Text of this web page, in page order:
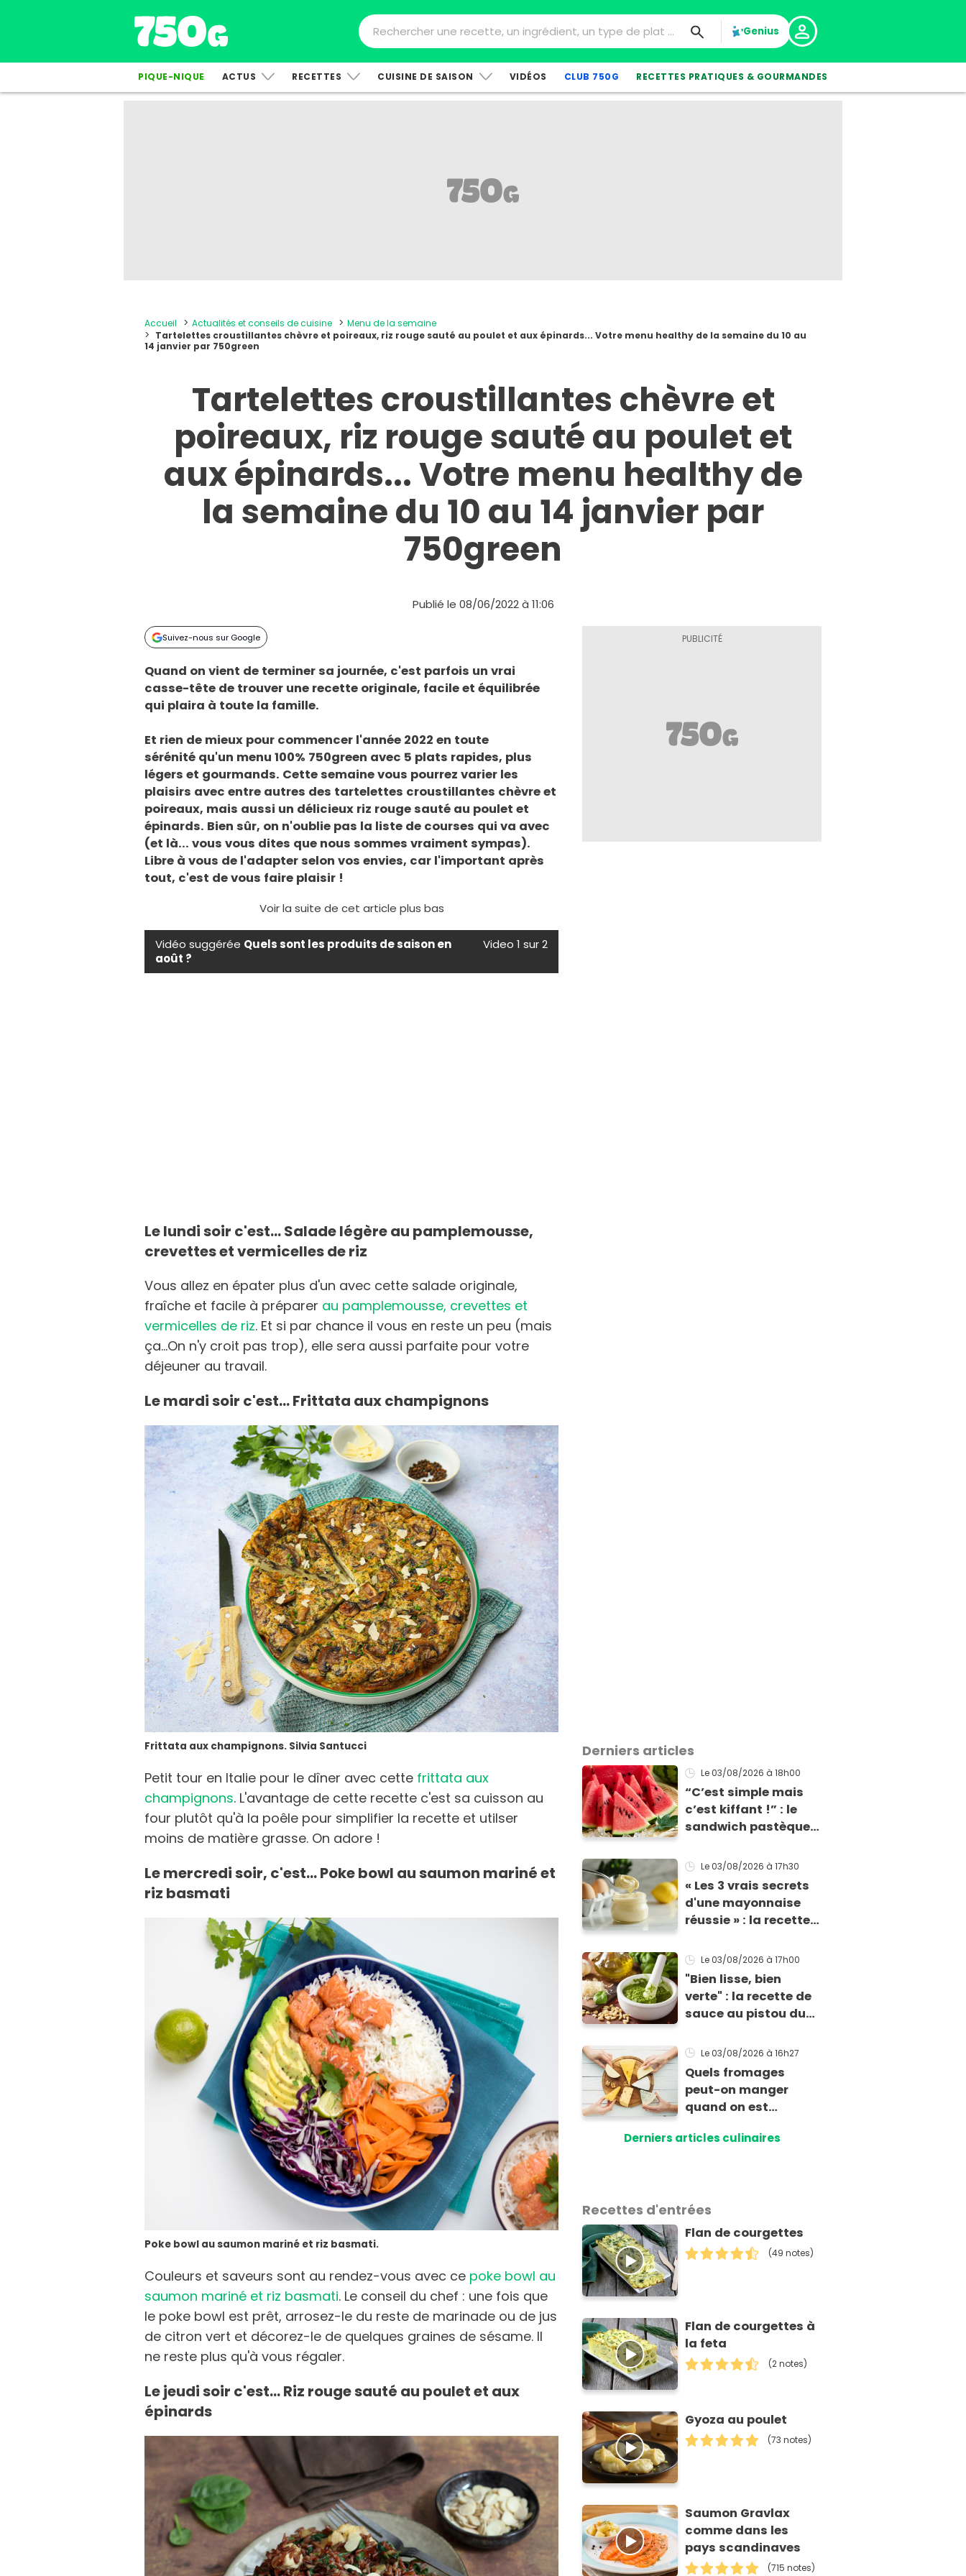
Genius
PIQUE-NIQUE ACTUS RECETTES CUISINE DE SAISON VIDÉOS CLUB 750G RECETTES PRATIQUES & GOURMANDES
Accueil Actualités et conseils de cuisine
Menu de la semaine
Tartelettes croustillantes chèvre et poireaux, riz rouge sauté au poulet et aux épinards... Votre menu healthy de la semaine du 10 au
14 janvier par 750green
Tartelettes croustillantes chèvre et
poireaux, riz rouge sauté au poulet et
aux épinards... Votre menu healthy de
la semaine du 10 au 14 janvier par
750green
Publié le 08/06/2022 à 11:06
Suivez-nous sur Google
Quand on vient de terminer sa journée, c'est parfois un vrai
casse-tête de trouver une recette originale, facile et équilibrée
qui plaira à toute la famille.
Et rien de mieux pour commencer l'année 2022 en toute
sérénité qu'un menu 100% 750green avec 5 plats rapides, plus
légers et gourmands. Cette semaine vous pourrez varier les
plaisirs avec entre autres des tartelettes croustillantes chèvre et
poireaux, mais aussi un délicieux riz rouge sauté au poulet et
épinards. Bien sûr, on n'oublie pas la liste de courses qui va avec
(et là... vous vous dites que nous sommes vraiment sympas).
Libre à vous de l'adapter selon vos envies, car l'important après
tout, c'est de vous faire plaisir !
Voir la suite de cet article plus bas
Vidéo suggérée Quels sont les produits de saison en
août ?
Video 1 sur 2
Le lundi soir c'est... Salade légère au pamplemousse,
crevettes et vermicelles de riz
Vous allez en épater plus d'un avec cette salade originale,
fraîche et facile à préparer au pamplemousse, crevettes et
vermicelles de riz. Et si par chance il vous en reste un peu (mais
ça...On n'y croit pas trop), elle sera aussi parfaite pour votre
déjeuner au travail.
Le mardi soir c'est... Frittata aux champignons
Frittata aux champignons. Silvia Santucci
Petit tour en Italie pour le dîner avec cette frittata aux
champignons. L'avantage de cette recette c'est sa cuisson au
four plutôt qu'à la poêle pour simplifier la recette et utilser
moins de matière grasse. On adore !
Le mercredi soir, c'est... Poke bowl au saumon mariné et
riz basmati
Poke bowl au saumon mariné et riz basmati.
Couleurs et saveurs sont au rendez-vous avec ce poke bowl au
saumon mariné et riz basmati. Le conseil du chef : une fois que
le poke bowl est prêt, arrosez-le du reste de marinade ou de jus
de citron vert et décorez-le de quelques graines de sésame. Il
ne reste plus qu'à vous régaler.
Le jeudi soir c'est... Riz rouge sauté au poulet et aux
épinards
Derniers articles
Le 03/08/2026 à 18h00
“C’est simple mais
c’est kiffant !” : le
sandwich pastèque
va vous rafraîchir
cet été !
Le 03/08/2026 à 17h30
« Les 3 vrais secrets
d'une mayonnaise
réussie » : la recette
2 minutes et bien
meilleure pour la
santé
Le 03/08/2026 à 17h00
"Bien lisse, bien
verte" : la recette de
sauce au pistou du
pour sublimer vos
plats d'été !
Le 03/08/2026 à 16h27
Quels fromages
peut-on manger
quand on est
?
Derniers articles culinaires
Recettes d'entrées
Flan de courgettes
(49 notes)
Flan de courgettes à
la feta
(2 notes)
Gyoza au poulet
(73 notes)
Saumon Gravlax
comme dans les
pays scandinaves
(715 notes)